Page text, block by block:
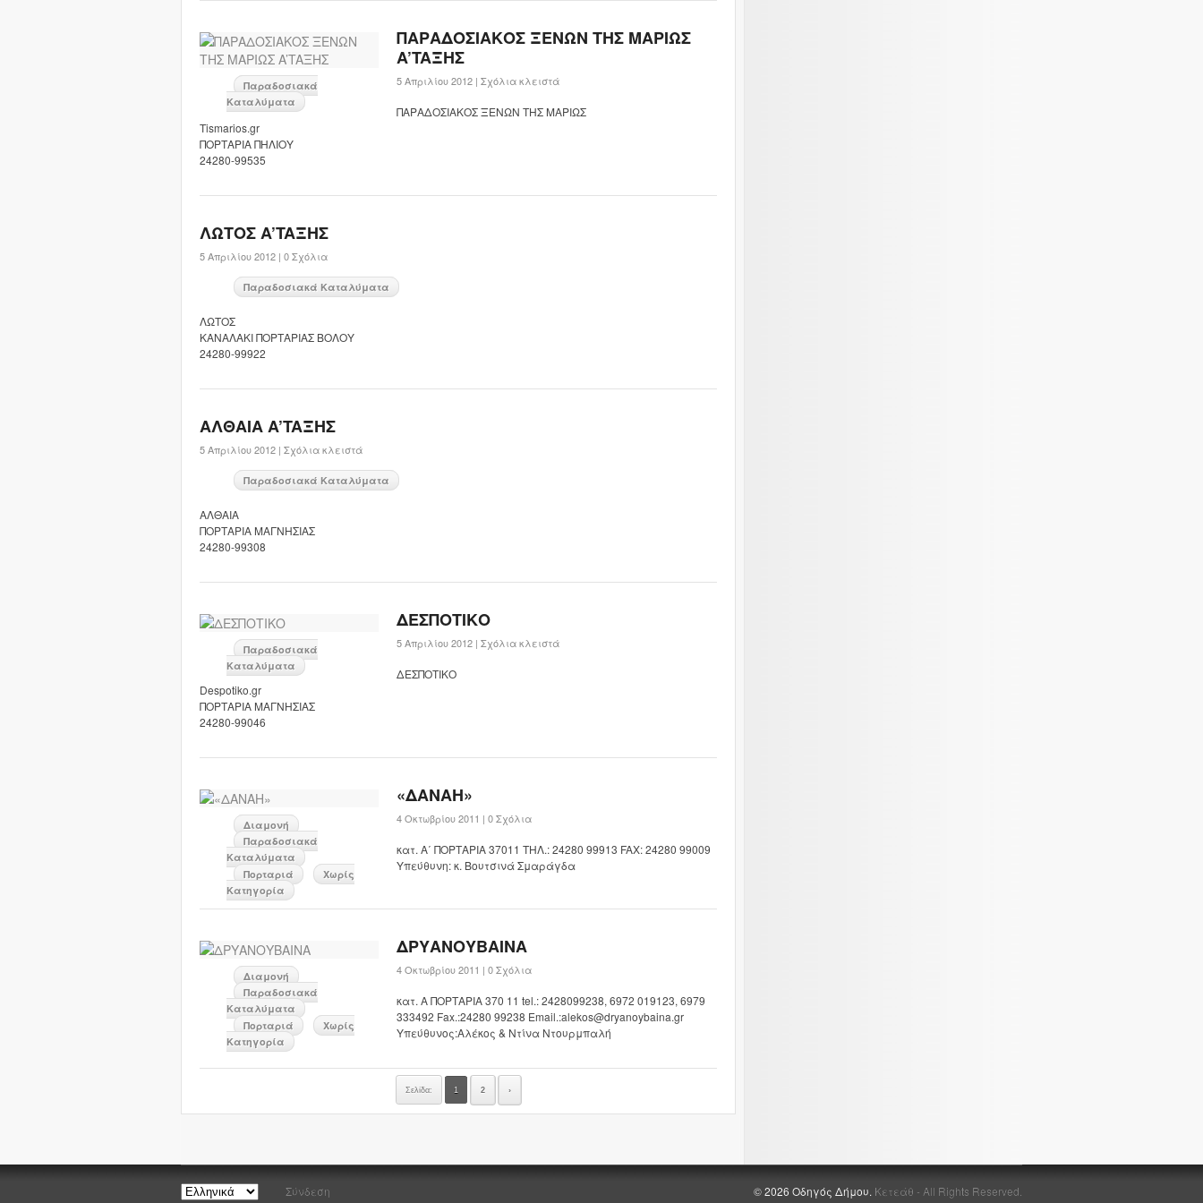
Παραδοσιακά
Καταλύματα
ΠΑΡΑΔΟΣΙΑΚΟΣ ΞΕΝΩΝ ΤΗΣ ΜΑΡΙΩΣ
A’TAΞHΣ
5 Απριλίου 2012 | Σχόλια κλειστά
ΠΑΡΑΔΟΣΙΑΚΟΣ ΞΕΝΩΝ ΤΗΣ ΜΑΡΙΩΣ
Tismarios.gr
ΠΟΡΤΑΡΙΑ ΠΗΛΙΟΥ
24280-99535
ΛΩΤΟΣ A’TAΞHΣ
5 Απριλίου 2012 | 0 Σχόλια
Παραδοσιακά Καταλύματα
ΛΩΤΟΣ
ΚΑΝΑΛΑΚΙ ΠΟΡΤΑΡΙΑΣ ΒΟΛΟΥ
24280-99922
ΑΛΘΑΙΑ A’TAΞHΣ
5 Απριλίου 2012 | Σχόλια κλειστά
Παραδοσιακά Καταλύματα
ΑΛΘΑΙΑ
ΠΟΡΤΑΡΙΑ ΜΑΓΝΗΣΙΑΣ
24280-99308
Παραδοσιακά
Καταλύματα
ΔΕΣΠΟΤΙΚΟ
5 Απριλίου 2012 | Σχόλια κλειστά
ΔΕΣΠΟΤΙΚΟ
Despotiko.gr
ΠΟΡΤΑΡΙΑ ΜΑΓΝΗΣΙΑΣ
24280-99046
Διαμονή
Παραδοσιακά
Καταλύματα
Πορταριά
Χωρίς
Κατηγορία
«ΔΑΝΑΗ»
4 Οκτωβρίου 2011 | 0 Σχόλια
κατ. Α΄ ΠΟΡΤΑΡΙΑ 37011 ΤΗΛ.: 24280 99913 FAX: 24280 99009
Υπεύθυνη: κ. Βουτσινά Σμαράγδα
Διαμονή
Παραδοσιακά
Καταλύματα
Πορταριά
Χωρίς
Κατηγορία
ΔΡΥΑΝΟΥΒΑΙΝΑ
4 Οκτωβρίου 2011 | 0 Σχόλια
κατ. Α ΠΟΡΤΑΡΙΑ 370 11 tel.: 2428099238, 6972 019123, 6979
333492 Fax.:24280 99238 Email.:alekos@dryanoybaina.gr
Υπεύθυνος:Aλέκος & Ντίνα Ντουρμπαλή
Σελίδα: 1 2 ›
Σύνδεση
© 2026 Οδηγός Δήμου. Κετεάθ - All Rights Reserved.